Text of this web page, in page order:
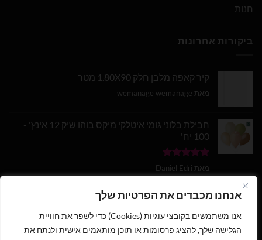
אנחנו מכבדים את הפרטיות שלך
אנו משתמשים בקובצי עוגיות (Cookies) כדי לשפר את חוויית
הגלישה שלך, להציג פרסומות או תוכן מותאמים אישית ולנתח את
חנות
ביקורות אחרונות
קיר קאפה מלבן חלק 1.80X90 מטר
מאת wemanage wemanage
חבילת בלוני גומי איטלקי מיקס בוהו שיק 12 אינץ' -
100 יח'
דורג5מתוך
5
מאת Daniel Edri
דורג 5מתוך
5
מאת wemanage wemanage